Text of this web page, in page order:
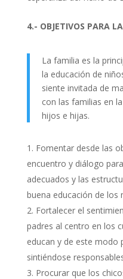
4.- OBJETIVOS PARA
La familia es la
la educación de
siente invitada de
con las familias en
hijos e hijas.
Fomentar desde las
encuentro y diálogo
adecuados y las
buena educación de los
Fortalecer el
padres al centro en los
educan y de este modo
sintiéndose
Procurar que los